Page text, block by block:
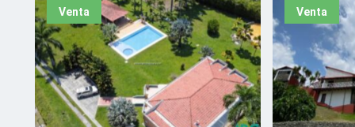
Venta Venta